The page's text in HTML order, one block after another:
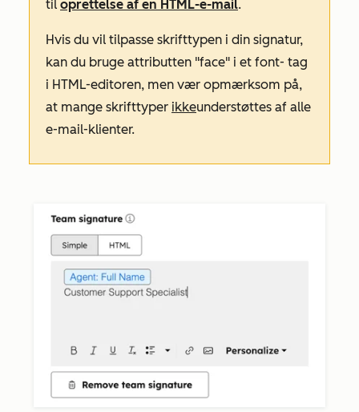
til oprettelse af en HTML-e-mail.
Hvis du vil tilpasse skrifttypen i din signatur,
kan du bruge attributten "face" i et font- tag
i HTML-editoren, men vær opmærksom på,
at mange skrifttyper ikkeunderstøttes af alle
e-mail-klienter.